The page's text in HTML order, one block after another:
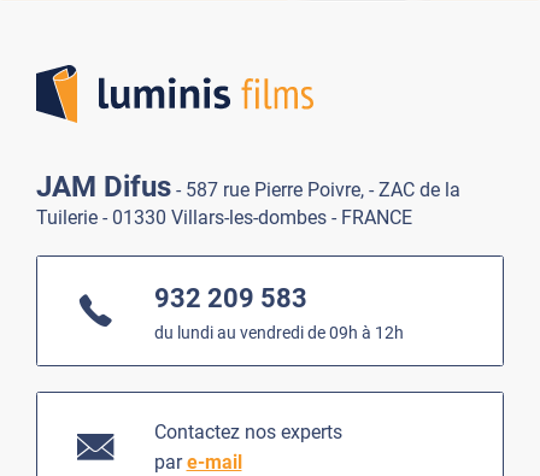
JAM Difus - 587 rue Pierre Poivre, - ZAC de la
Tuilerie - 01330 Villars-les-dombes - FRANCE
932 209 583
du lundi au vendredi de 09h à 12h
Contactez nos experts
pare-mail